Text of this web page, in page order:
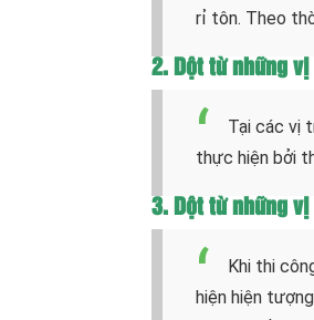
rỉ tôn. Theo
2. Dột từ những
Tại các vị
thực hiện bởi
3. Dột từ những
Khi thi
hiện hiện